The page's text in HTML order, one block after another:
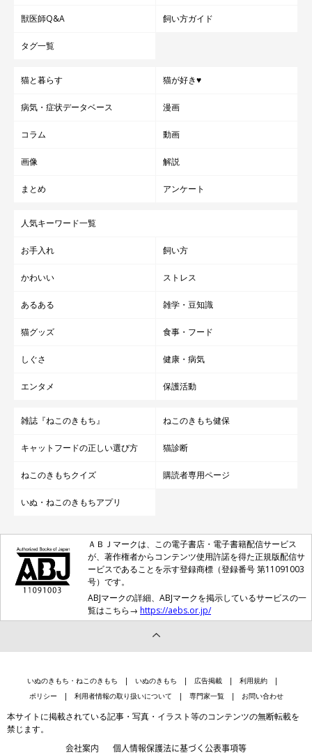
てほしいと願っています」
取材・文／雨宮カイ
※この記事は投稿者さまに取材し、了承の上制作したものです。
獣医師Q&A 飼い方ガイド
タグ一覧
猫と暮らす 猫が好き♥
病気・症状データベース 漫画
コラム 動画
画像 解説
まとめ アンケート
人気キーワード一覧
お手入れ 飼い方
かわいい ストレス
あるある 雑学・豆知識
猫グッズ 食事・フード
しぐさ 健康・病気
エンタメ 保護活動
雑誌『ねこのきもち』 ねこのきもち健保
キャットフードの正しい選び方 猫診断
ねこのきもちクイズ 購読者専用ページ
いぬ・ねこのきもちアプリ
ＡＢＪマークは、この電子書店・電子書籍配信サービス
が、著作権者からコンテンツ使用許諾を得た正規版配信サ
ービスであることを示す登録商標（登録番号 第11091003
号）です。
ABJマークの詳細、ABJマークを掲示しているサービスの一
覧はこちら→ https://aebs.or.jp/
いぬのきもち・ねこのきもち いぬのきもち 広告掲載
利用規約
ポリシー
利用者情報の取り扱いについて 専門家一覧 お問い合わせ
本サイトに掲載されている記事・写真・イラスト等のコンテンツの無断転載を
禁じます。
会社案内 個人情報保護法に基づく公表事項等